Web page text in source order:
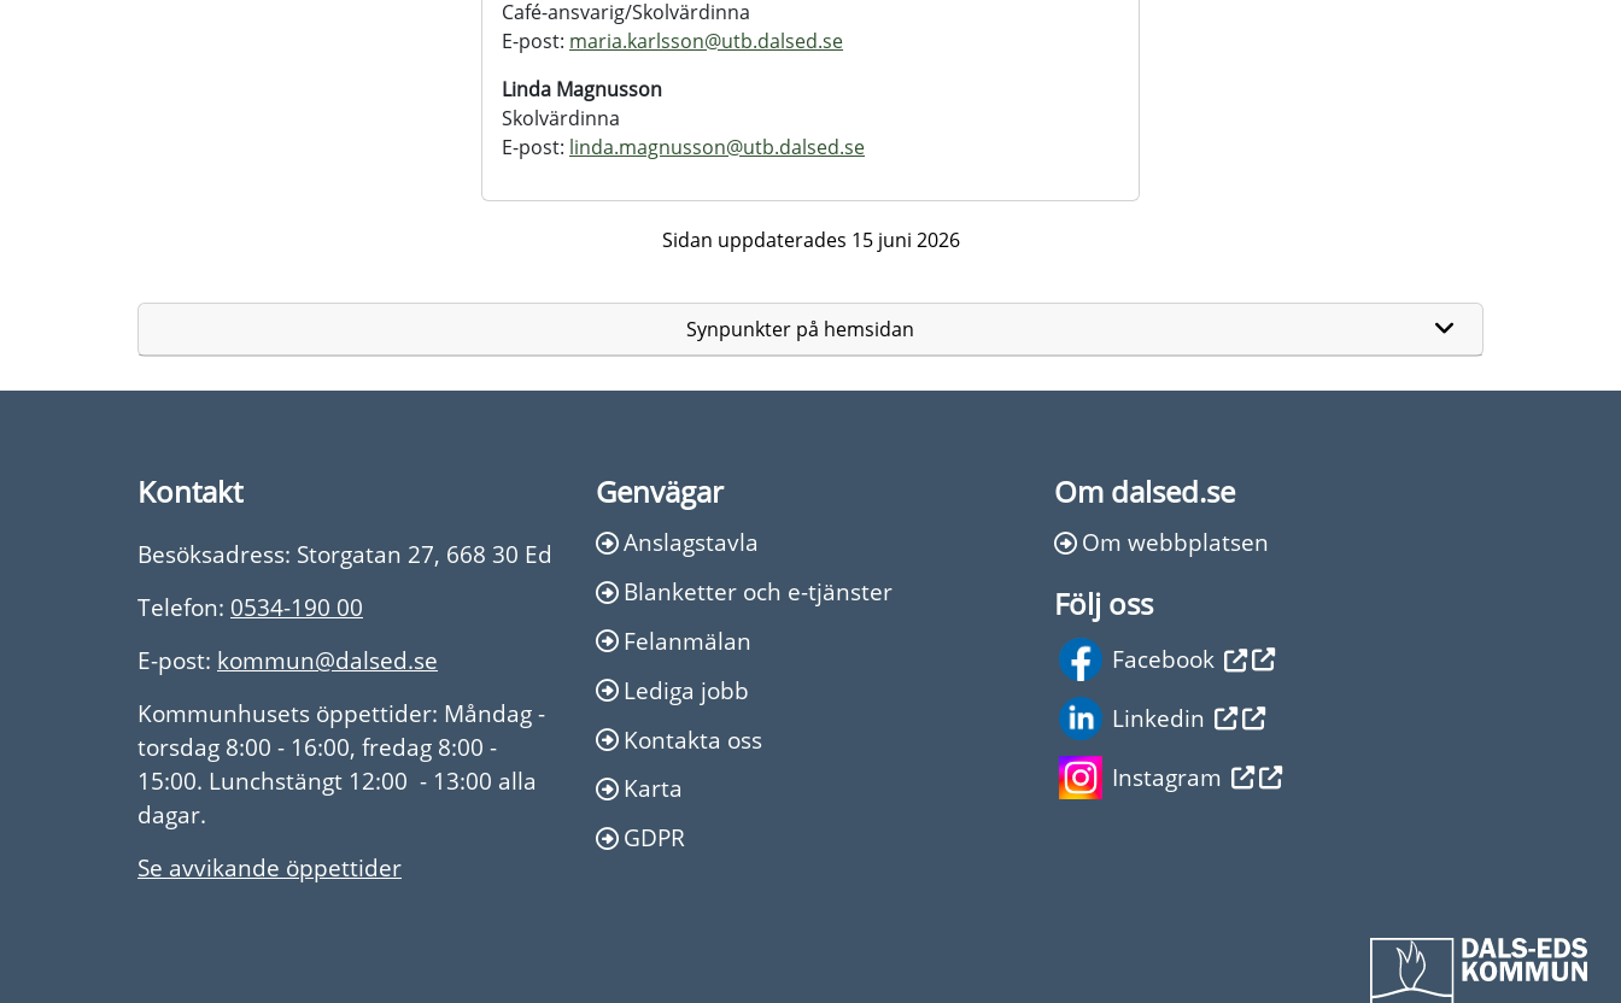
Café-ansvarig/Skolvärdinna
E-post: maria.karlsson@utb.dalsed.se
Linda Magnusson
Skolvärdinna
E-post: linda.magnusson@utb.dalsed.se
Sidan uppdaterades 15 juni 2026
Synpunkter på hemsidan
Kontakt
Besöksadress: Storgatan 27, 668 30 Ed
Telefon: 0534-190 00
E-post: kommun@dalsed.se
Kommunhusets öppettider: Måndag -
torsdag 8:00 - 16:00, fredag 8:00 -
15:00. Lunchstängt 12:00 - 13:00 alla
dagar.
Se avvikande öppettider
Genvägar
Anslagstavla
Blanketter och e-tjänster
Felanmälan
Lediga jobb
Kontakta oss
Karta
GDPR
Om dalsed.se
Om webbplatsen
Följ oss
Facebook
Linkedin
Instagram